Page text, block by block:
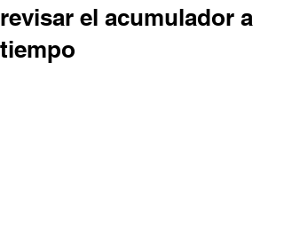
revisar el acumulador a
tiempo